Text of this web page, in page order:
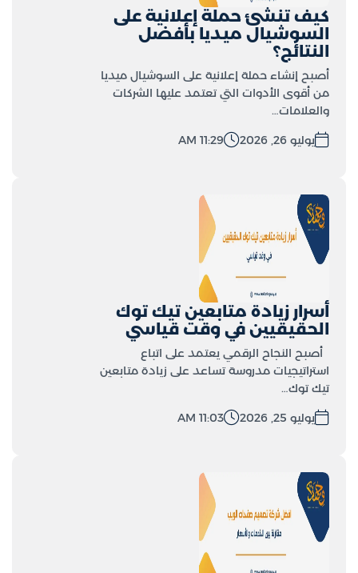
كيف تنشئ حملة إعلانية على
السوشيال ميديا بأفضل
النتائج؟
أصبح إنشاء حملة إعلانية على السوشيال ميديا
من أقوى الأدوات التي تعتمد عليها الشركات
والعلامات…
يوليو 26, 2026 11:29 AM
أسرار زيادة متابعين تيك توك
الحقيقيين في وقت قياسي
أصبح النجاح الرقمي يعتمد على اتباع
استراتيجيات مدروسة تساعد على زيادة متابعين
تيك توك…
يوليو 25, 2026 11:03 AM